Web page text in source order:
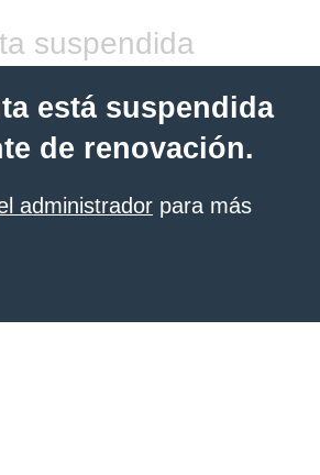
suspendida
está suspendida
de renovación.
administrador para más